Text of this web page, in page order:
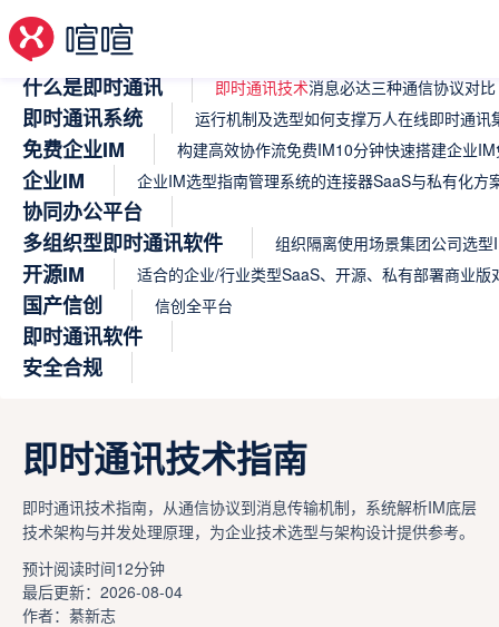
什么是即时通讯 即时通讯技术消息必达三种通信协议对比
即时通讯系统 运行机制及选型如何支撑万人在线即时通讯
免费企业IM 构建高效协作流免费IM10分钟快速搭建企业IM
企业IM 企业IM选型指南管理系统的连接器SaaS与私有化方
协同办公平台
多组织型即时通讯软件
组织隔离使用场景集团公司选型
开源IM 适合的企业/行业类型SaaS、开源、私有部署商业版
国产信创 信创全平台
即时通讯软件
安全合规
即时通讯技术指南
即时通讯技术指南，从通信协议到消息传输机制，系统解析IM底层
技术架构与并发处理原理，为企业技术选型与架构设计提供参考。
预计阅读时间12分钟
最后更新：2026-08-04
作者：綦新志